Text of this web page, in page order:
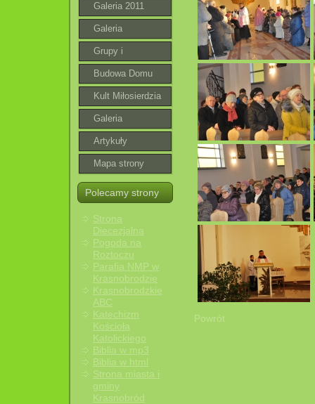
Galeria 2011
Galeria
Grupy i
wspólnoty
Budowa Domu
Parafialnego
Kult Miłosierdzia
Bożego
Galeria
roztoczańska
Artykuły
Mapa strony
Polecamy strony
Strona
Diecezjalna
Pogoda na
Roztoczu
Parafia NMP w
Krasnobrodzie
Krasnobrodzkie
ABC
Katechizm
Kościoła
Katolickiego
Biblia w mp3
Biblia w html
Strona miasta i
gminy
Krasnobród
Powrót